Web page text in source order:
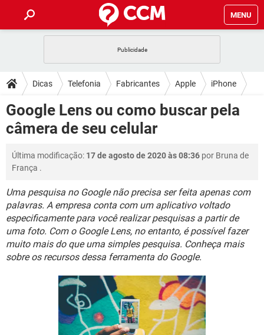
MENU
CELULAR FACEBOOK
OUTLOOK EXCEL
INSTAGRAM GMAIL
DICAS
JOGOS WHATSAPP
CELULAR FACEBOOK
INSTAGRAM GMAIL
DOWNLOADS
JOGOS WHATSAPP
OUTLOOK
INSTAGRAM GMAIL
GUIA DE COMPRAS
FÓRUM
JOGOS WHATSAPP
OUTLOOK EXCEL
INSTAGRAM GMAIL
GUIA DE COMPRAS
GLOSSÁRIO
JOGOS WHATSAPP
CELULAR FACEBOOK
OUTLOOK EXCEL
INSTAGRAM GMAIL
Dicas Telefonia Fabricantes Apple iPhone
Google Lens ou como buscar pela
câmera de seu celular
Última modificação: 17 de agosto de 2020 às 08:36 por Bruna de
França .
Uma pesquisa no Google não precisa ser feita apenas com
palavras. A empresa conta com um aplicativo voltado
especificamente para você realizar pesquisas a partir de
uma foto. Com o Google Lens, no entanto, é possível fazer
muito mais do que uma simples pesquisa. Conheça mais
sobre os recursos dessa ferramenta do Google.